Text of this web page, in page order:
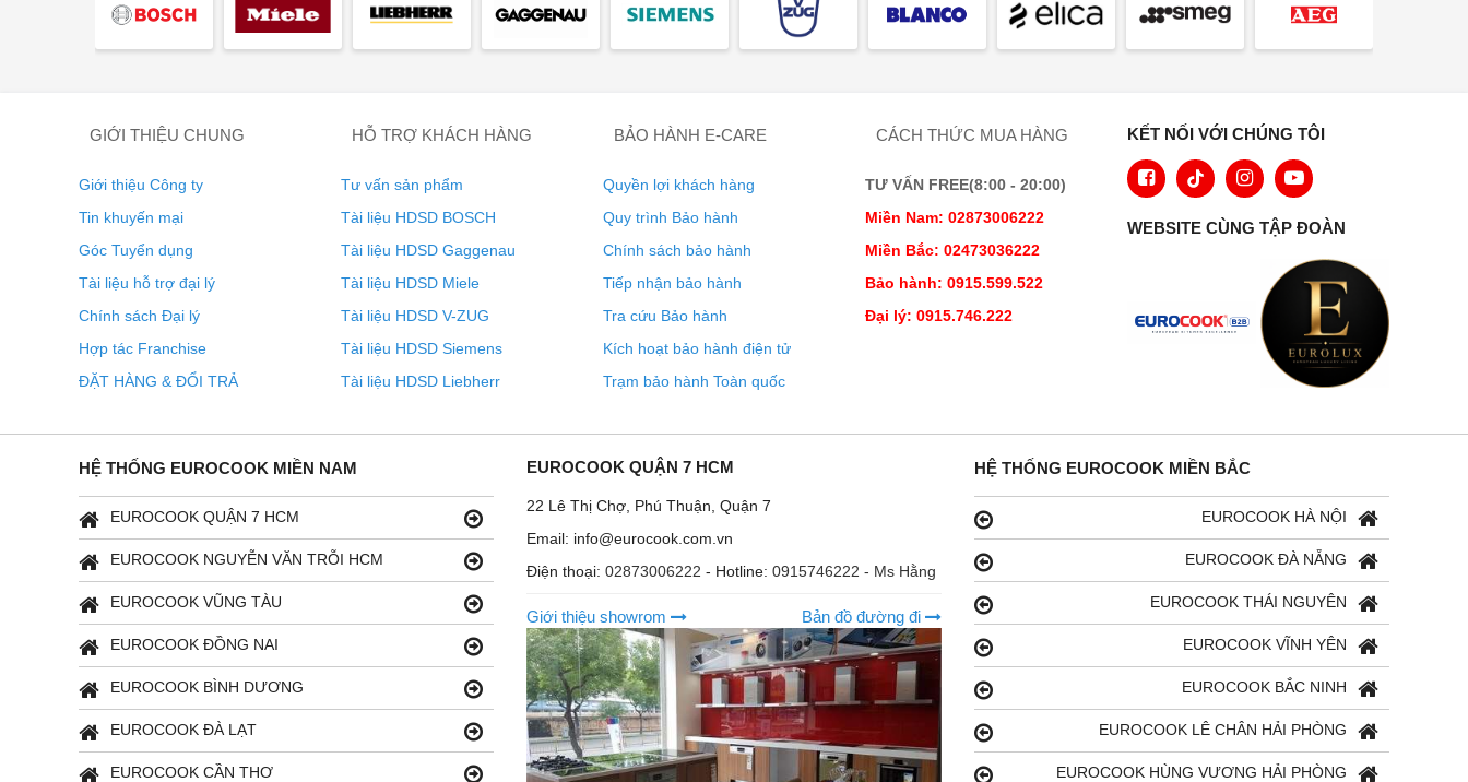
Bề mặt nhẵn, kín ngăn tiếp xúc với dây cáp và động cơ.
Miele CleanCover nằm phía sau các tấm lọc dầu mỡ: thay vì các cạnh kim loại sắc nhọn và các bộ phận điện thì chỉ
có một bề mặt kín, nhẵn. Nó đặc biệt dễ dàng để làm sạch và bảo vệ bạn khỏi tiếp xúc với dây cáp và các bộ phận
động cơ. Chăm sóc Miele chi tiết – mang lại sự thoải mái và an toàn hơn.
KIỂM SOÁT THEO DÕI - Bật quạt tự động
GIỚI THIỆU CHUNG
Giới thiệu Công ty
Tin khuyến mại
Góc Tuyển dụng
Tài liệu hỗ trợ đại lý
Chính sách Đại lý
Hợp tác Franchise
ĐẶT HÀNG & ĐỔI TRẢ
HỖ TRỢ KHÁCH HÀNG
Tư vấn sản phẩm
Tài liệu HDSD BOSCH
Tài liệu HDSD Gaggenau
Tài liệu HDSD Miele
Tài liệu HDSD V-ZUG
Tài liệu HDSD Siemens
Tài liệu HDSD Liebherr
BẢO HÀNH E-CARE
Quyền lợi khách hàng
Quy trình Bảo hành
Chính sách bảo hành
Tiếp nhận bảo hành
Tra cứu Bảo hành
Kích hoạt bảo hành điện tử
Trạm bảo hành Toàn quốc
CÁCH THỨC MUA HÀNG
TƯ VẤN FREE(8:00 - 20:00)
Miền Nam: 02873006222
Miền Bắc: 02473036222
Bảo hành: 0915.599.522
Đại lý: 0915.746.222
KẾT NỐI VỚI CHÚNG TÔI
WEBSITE CÙNG TẬP ĐOÀN
HỆ THỐNG EUROCOOK MIỀN NAM
EUROCOOK QUẬN 7 HCM
EUROCOOK NGUYỄN VĂN TRỖI HCM
EUROCOOK VŨNG TÀU
EUROCOOK ĐỒNG NAI
EUROCOOK BÌNH DƯƠNG
EUROCOOK ĐÀ LẠT
EUROCOOK CẦN THƠ
EUROCOOK QUẬN 7 HCM
22 Lê Thị Chợ, Phú Thuận, Quận 7
Email: info@eurocook.com.vn
Điện thoại: 02873006222 - Hotline: 0915746222 - Ms Hằng
Giới thiệu showrom Bản đồ đường đi
HỆ THỐNG EUROCOOK MIỀN BẮC
EUROCOOK HÀ NỘI
EUROCOOK ĐÀ NẴNG
EUROCOOK THÁI NGUYÊN
EUROCOOK VĨNH YÊN
EUROCOOK BẮC NINH
EUROCOOK LÊ CHÂN HẢI PHÒNG
EUROCOOK HÙNG VƯƠNG HẢI PHÒNG